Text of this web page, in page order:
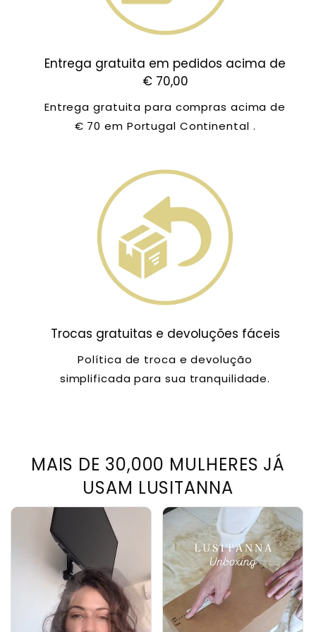
Entrega gratuita em pedidos acima de
€ 70,00
Entrega gratuita para compras acima de
€ 70 em Portugal Continental .
Trocas gratuitas e devoluções fáceis
Política de troca e devolução
simplificada para sua tranquilidade.
MAIS DE 30,000 MULHERES JÁ
USAM LUSITANNA